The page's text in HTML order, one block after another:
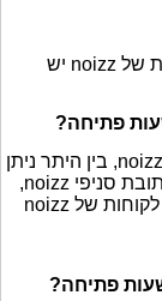
על מנת לצפות בשעות קבלת קהל ושעות הפעילות של noizz יש
באתר שעות פתיחה ניתן למצוא מידע רב אודות noizz, בין היתר ניתן
למצוא את שעות הפתיחה ושעות קבלת הקהל, כתובת סניפי noizz,
רשימת הסניפים של noizz, מספרי טלפון שירות לקוחות של noizz